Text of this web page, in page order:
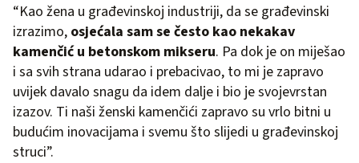
“Kao žena u građevinskoj industriji, da se građevinski
izrazimo, osjećala sam se često kao nekakav
kamenčić u betonskom mikseru. Pa dok je on miješao
i sa svih strana udarao i prebacivao, to mi je zapravo
uvijek davalo snagu da idem dalje i bio je svojevrstan
izazov. Ti naši ženski kamenčići zapravo su vrlo bitni u
budućim inovacijama i svemu što slijedi u građevinskoj
struci”.